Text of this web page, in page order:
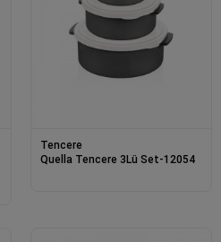
Tencere
Quella Tencere 3Lü Set-12054